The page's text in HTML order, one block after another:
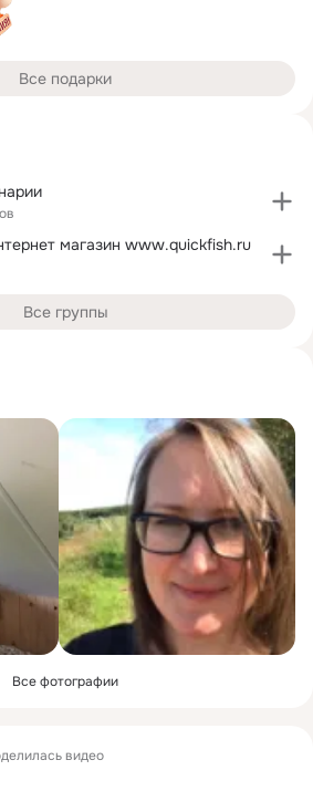
Все фотографии
видео
Все подарки
магазин www.quickfish.ru
Все группы